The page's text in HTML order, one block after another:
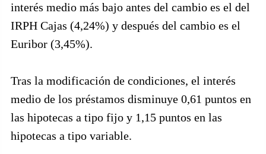
interés medio más bajo antes del cambio es el del
IRPH Cajas (4,24%) y después del cambio es el
Euribor (3,45%).
Tras la modificación de condiciones, el interés
medio de los préstamos disminuye 0,61 puntos en
las hipotecas a tipo fijo y 1,15 puntos en las
hipotecas a tipo variable.